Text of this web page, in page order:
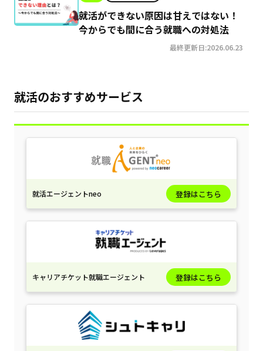
就活ができない原因は甘えではない！
今からでも間に合う就職への対処法
最終更新日:2026.06.23
就活のおすすめサービス
就活エージェントneo 登録はこちら
キャリアチケット就職エージェント 登録はこちら